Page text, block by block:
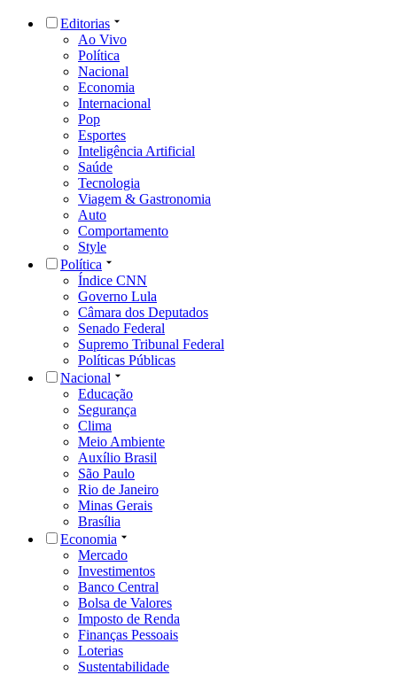
Editorias
Ao Vivo
Política
Nacional
Economia
Internacional
Pop
Esportes
Inteligência Artificial
Saúde
Tecnologia
Viagem & Gastronomia
Auto
Comportamento
Style
Política
Índice CNN
Governo Lula
Câmara dos Deputados
Senado Federal
Supremo Tribunal Federal
Políticas Públicas
Nacional
Educação
Segurança
Clima
Meio Ambiente
Auxílio Brasil
São Paulo
Rio de Janeiro
Minas Gerais
Brasília
Economia
Mercado
Investimentos
Banco Central
Bolsa de Valores
Imposto de Renda
Finanças Pessoais
Loterias
Sustentabilidade